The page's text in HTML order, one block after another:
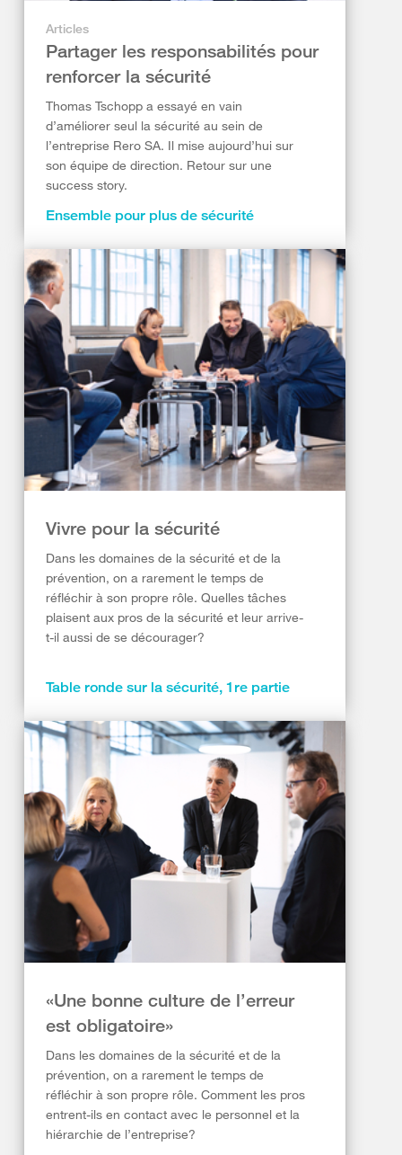
Articles
Partager les responsabilités pour
renforcer la sécurité
Thomas Tschopp a essayé en vain
d’améliorer seul la sécurité au sein de
l’entreprise Rero SA. Il mise aujourd’hui sur
son équipe de direction. Retour sur une
success story.
Ensemble pour plus de sécurité
Vivre pour la sécurité
Dans les domaines de la sécurité et de la
prévention, on a rarement le temps de
réfléchir à son propre rôle. Quelles tâches
plaisent aux pros de la sécurité et leur arrive-
t-il aussi de se décourager?
Table ronde sur la sécurité, 1re partie
«Une bonne culture de l’erreur
est obligatoire»
Dans les domaines de la sécurité et de la
prévention, on a rarement le temps de
réfléchir à son propre rôle. Comment les pros
entrent-ils en contact avec le personnel et la
hiérarchie de l’entreprise?